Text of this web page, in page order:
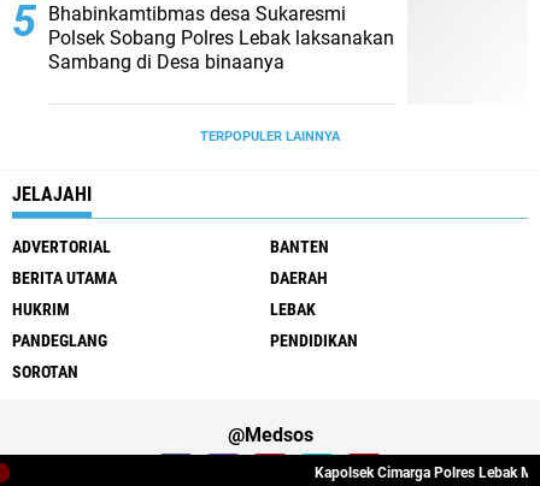
Bhabinkamtibmas desa Sukaresmi
Polsek Sobang Polres Lebak laksanakan
Sambang di Desa binaanya
TERPOPULER LAINNYA
JELAJAHI
ADVERTORIAL
BANTEN
BERITA UTAMA
DAERAH
HUKRIM
LEBAK
PANDEGLANG
PENDIDIKAN
SOROTAN
@Medsos
Kapolsek Cimarga Polres Lebak